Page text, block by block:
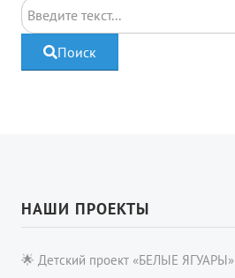
Поиск
Поиск
НАШИ ПРОЕКТЫ
🌟 Детский проект «БЕЛЫЕ ЯГУАРЫ»